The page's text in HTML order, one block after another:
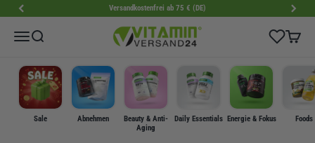
Zum Inhalt springen Versandkostenfrei ab 75 € (DE)
MenüSuche VitaminVersand24 Wishlist
Sale Abnehmen
Beauty & Anti-
Aging
Daily Essentials Energie & Fokus Foods